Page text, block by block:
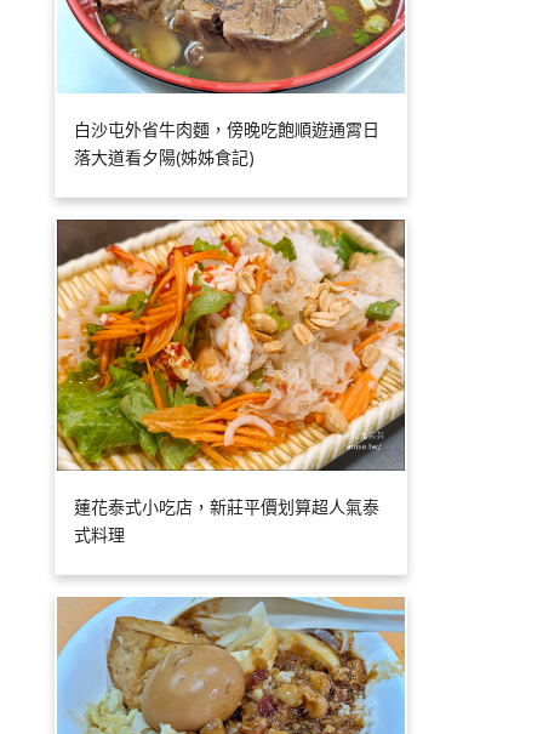
白沙屯外省牛肉麵，傍晚吃飽順遊通霄日
落大道看夕陽(姊姊食記)
蓮花泰式小吃店，新莊平價划算超人氣泰
式料理